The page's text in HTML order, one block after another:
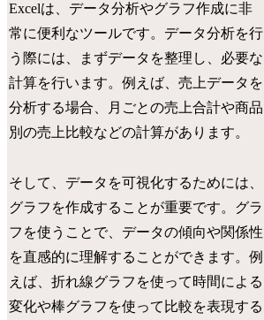
Excelは、データ分析やグラフ作成に非
常に便利なツールです。データ分析を行
う際には、まずデータを整理し、必要な
計算を行います。例えば、売上データを
分析する場合、月ごとの売上合計や商品
別の売上比較などの計算があります。
そして、データを可視化するためには、
グラフを作成することが重要です。グラ
フを使うことで、データの傾向や関係性
を直感的に理解することができます。例
えば、折れ線グラフを使って時間による
変化や棒グラフを使って比較を表現する